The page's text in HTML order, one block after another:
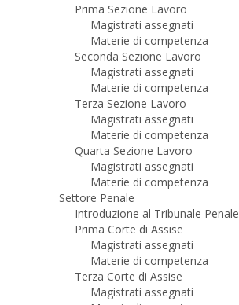
Prima Sezione Lavoro
Magistrati assegnati
Materie di competenza
Seconda Sezione Lavoro
Magistrati assegnati
Materie di competenza
Terza Sezione Lavoro
Magistrati assegnati
Materie di competenza
Quarta Sezione Lavoro
Magistrati assegnati
Materie di competenza
Settore Penale
Introduzione al Tribunale Penale
Prima Corte di Assise
Magistrati assegnati
Materie di competenza
Terza Corte di Assise
Magistrati assegnati